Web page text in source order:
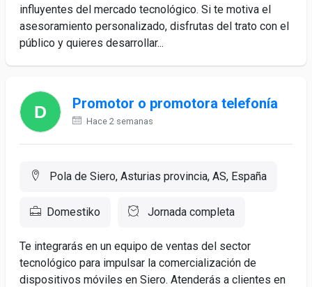
influyentes del mercado tecnológico. Si te motiva el
asesoramiento personalizado, disfrutas del trato con el
público y quieres desarrollar...
Promotor o promotora telefonía
Hace 2 semanas
Pola de Siero, Asturias provincia, AS, España
Domestiko Jornada completa
Te integrarás en un equipo de ventas del sector
tecnológico para impulsar la comercialización de
dispositivos móviles en Siero. Atenderás a clientes en